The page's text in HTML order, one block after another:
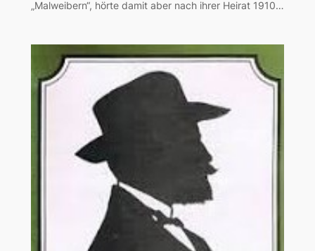
„Malweibern“, hörte damit aber nach ihrer Heirat 1910…